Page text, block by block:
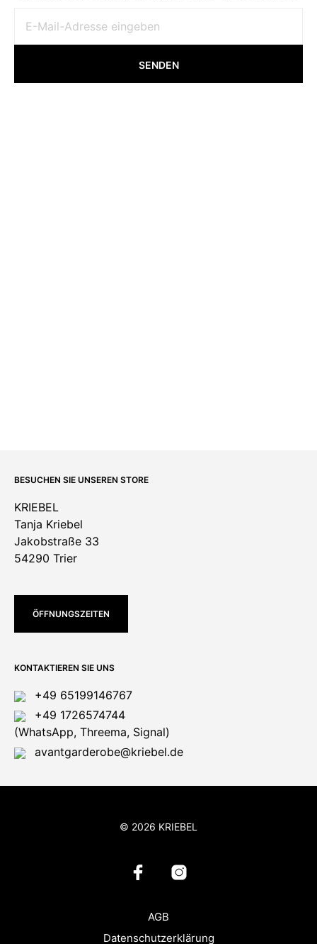
BESUCHEN SIE UNSEREN STORE
KRIEBEL
Tanja Kriebel
Jakobstraße 33
54290 Trier
ÖFFNUNGSZEITEN
KONTAKTIEREN SIE UNS
+49 65199146767
+49 1726574744
(WhatsApp, Threema, Signal)
avantgarderobe@kriebel.de
© 2026 KRIEBEL
AGB
Datenschutzerklärung